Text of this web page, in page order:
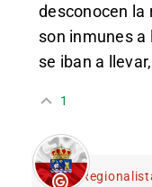
desconocen la
son inmunes a
se iban a
1